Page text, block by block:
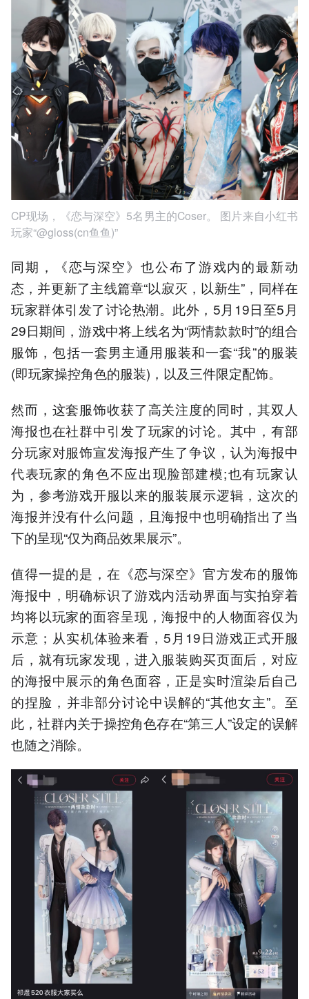
CP现场，《恋与深空》5名男主的Coser。 图片来自小红书
玩家“@gloss(cn鱼鱼)”
同期，《恋与深空》也公布了游戏内的最新动
态，并更新了主线篇章“以寂灭，以新生”，同样在
玩家群体引发了讨论热潮。此外，5月19日至5月
29日期间，游戏中将上线名为“两情款款时”的组合
服饰，包括一套男主通用服装和一套“我”的服装
(即玩家操控角色的服装)，以及三件限定配饰。
然而，这套服饰收获了高关注度的同时，其双人
海报也在社群中引发了玩家的讨论。其中，有部
分玩家对服饰宣发海报产生了争议，认为海报中
代表玩家的角色不应出现脸部建模;也有玩家认
为，参考游戏开服以来的服装展示逻辑，这次的
海报并没有什么问题，且海报中也明确指出了当
下的呈现“仅为商品效果展示”。
值得一提的是，在《恋与深空》官方发布的服饰
海报中，明确标识了游戏内活动界面与实拍穿着
均将以玩家的面容呈现，海报中的人物面容仅为
示意；从实机体验来看，5月19日游戏正式开服
后，就有玩家发现，进入服装购买页面后，对应
的海报中展示的角色面容，正是实时渲染后自己
的捏脸，并非部分讨论中误解的“其他女主”。至
此，社群内关于操控角色存在“第三人”设定的误解
也随之消除。